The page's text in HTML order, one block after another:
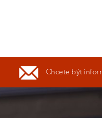
Chcete být